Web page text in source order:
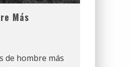
Más
de hombre más